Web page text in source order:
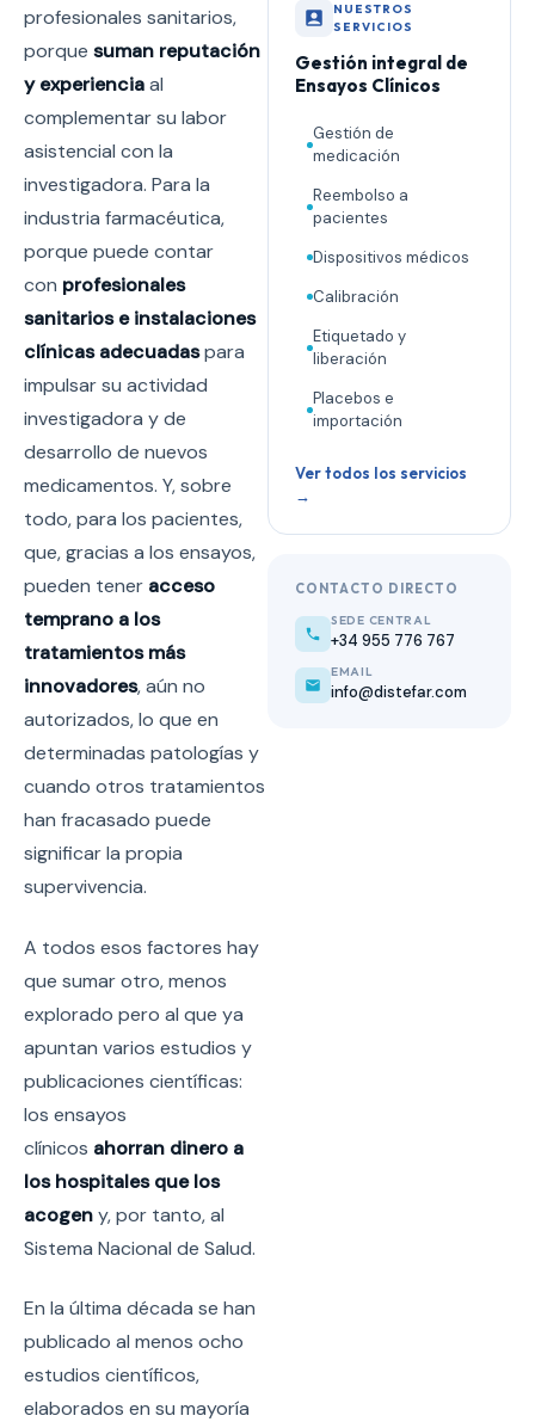
profesionales sanitarios,
porque suman reputación
y experienciaal
complementar su labor
asistencial con la
investigadora. Para la
industria farmacéutica,
porque puede contar
con profesionales
sanitarios e instalaciones
clínicas adecuadaspara
impulsar su actividad
investigadora y de
desarrollo de nuevos
medicamentos. Y, sobre
todo, para los pacientes,
que, gracias a los ensayos,
pueden tener acceso
temprano a los
tratamientos más
innovadores, aún no
autorizados, lo que en
determinadas patologías y
cuando otros tratamientos
han fracasado puede
significar la propia
supervivencia.
A todos esos factores hay
que sumar otro, menos
explorado pero al que ya
apuntan varios estudios y
publicaciones científicas:
los ensayos
clínicos ahorran dinero a
los hospitales que los
acogeny, por tanto, al
Sistema Nacional de Salud.
En la última década se han
publicado al menos ocho
estudios científicos,
elaborados en su mayoría
NUESTROS
SERVICIOS
Gestión integral de
Ensayos Clínicos
Gestión de
medicación
Reembolso a
pacientes
Dispositivos médicos
Calibración
Etiquetado y
liberación
Placebos e
importación
Ver todos los servicios
→
CONTACTO DIRECTO
SEDE CENTRAL
+34 955 776 767
EMAIL
info@distefar.com